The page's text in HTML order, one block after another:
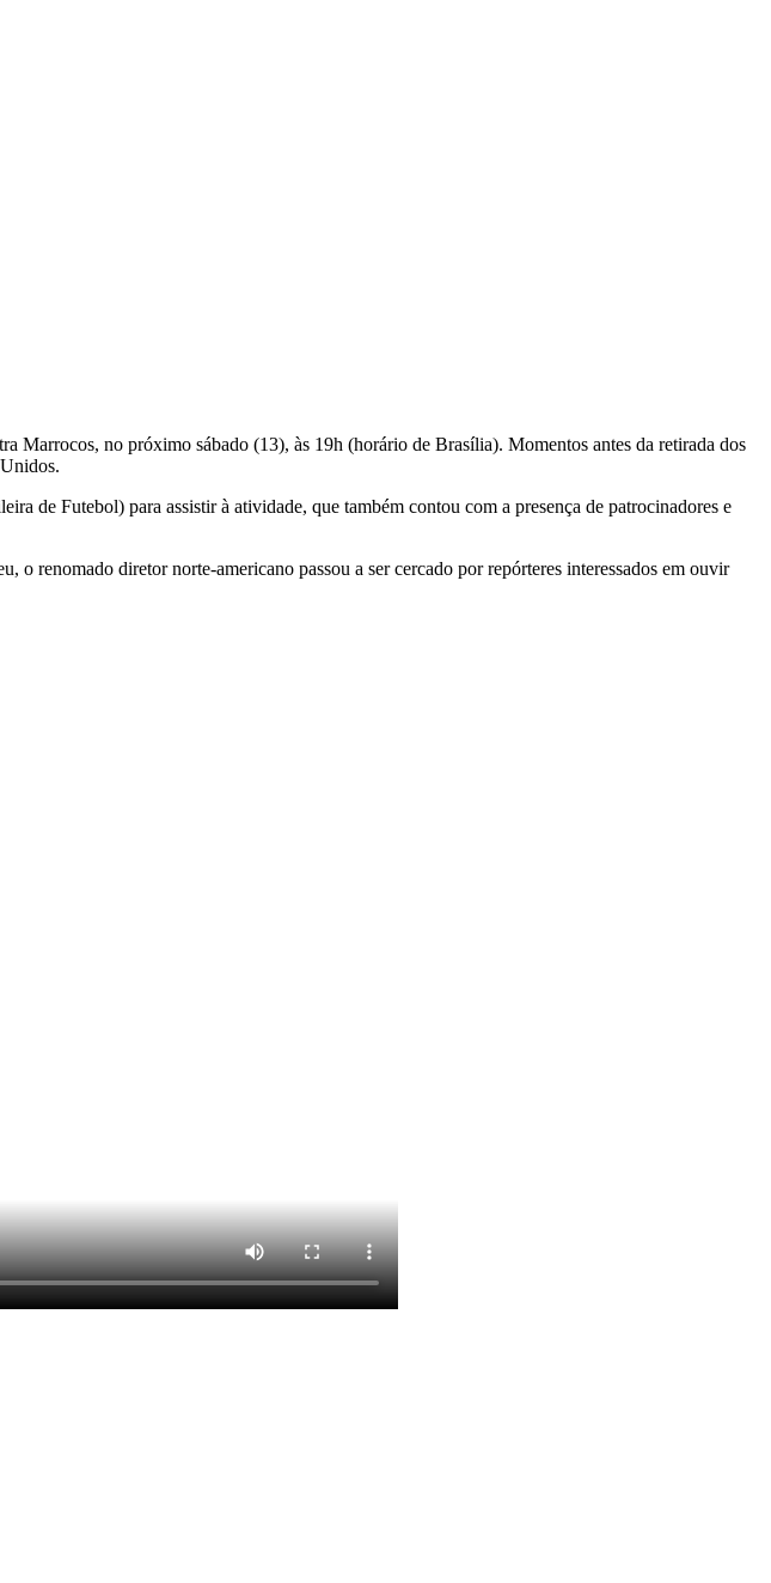
Marrocos, no próximo sábado (13), às 19h (horário de Brasília). Momentos antes da retirada dos
de Futebol) para assistir à atividade, que também contou com a presença de patrocinadores e
o renomado diretor norte-americano passou a ser cercado por repórteres interessados em ouvir